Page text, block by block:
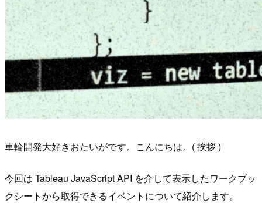
車輪開発大好きおたいがです。こんにちは。( 挨拶 )
今回は Tableau JavaScript API を介して表示したワークブッ
クシートから取得できるイベントについて紹介します。